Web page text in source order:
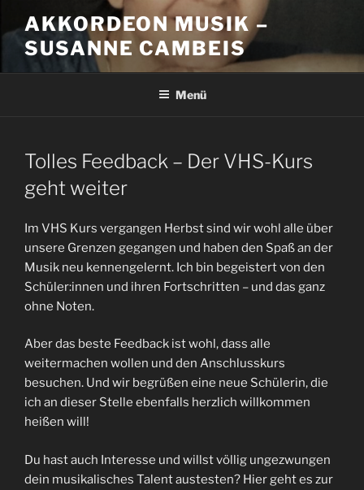
Inhalt
springen
AKKORDEON MUSIK –
SUSANNE CAMBEIS
Menü
Tolles Feedback – Der VHS-Kurs
geht weiter
Im VHS Kurs vergangen Herbst sind wir wohl alle über
unsere Grenzen gegangen und haben den Spaß an der
Musik neu kennengelernt. Ich bin begeistert von den
Schüler:innen und ihren Fortschritten – und das ganz
ohne Noten.
Aber das beste Feedback ist wohl, dass alle
weitermachen wollen und den Anschlusskurs
besuchen. Und wir begrüßen eine neue Schülerin, die
ich an dieser Stelle ebenfalls herzlich willkommen
heißen will!
Du hast auch Interesse und willst völlig ungezwungen
dein musikalisches Talent austesten? Hier geht es zur